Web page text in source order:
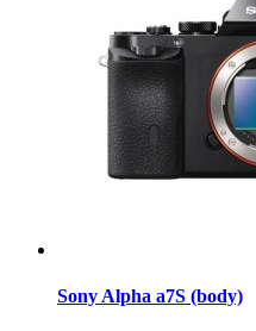
Sony Alpha a7S (body)